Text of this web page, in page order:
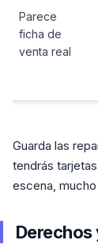
Parece
ficha de
venta real
Guarda las
tendrás
escena,
Derechos